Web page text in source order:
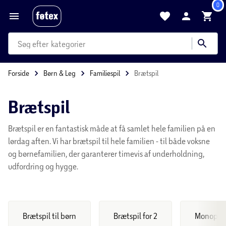
0
produkter
kategorier
mere end 35.000 varer
Forside Børn & Leg Familiespil Brætspil
Brætspil
Brætspil er en fantastisk måde at få samlet hele familien på en
lørdag aften. Vi har brætspil til hele familien - til både voksne
og børnefamilien, der garanterer timevis af underholdning,
udfordring og hygge.
Brætspil til børn Brætspil for 2